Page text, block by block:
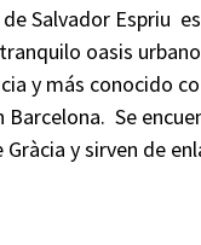
Salvador Espriu
oasis
y más conocido
Barcelona. Se
y sirven de